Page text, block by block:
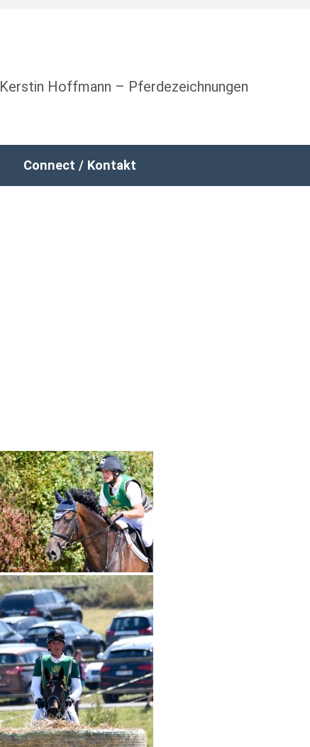
Kerstin Hoffmann – Pferdezeichnungen
Connect / Kontakt